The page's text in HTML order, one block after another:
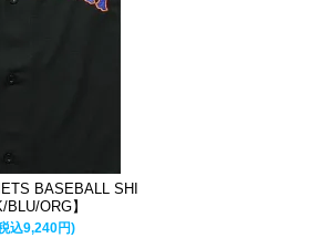
BASEBALL SHI
BLU/ORG】
込9,240円)